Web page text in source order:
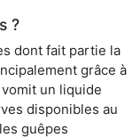
?
dont fait partie la
grâce à
un liquide
disponibles au
guêpes